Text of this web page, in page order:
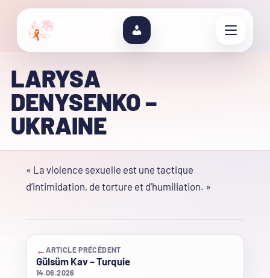
LARYSA
DENYSENKO –
UKRAINE
« La violence sexuelle est une tactique
d’intimidation, de torture et d’humiliation. »
←ARTICLE PRÉCÉDENT
Gülsüm Kav – Turquie
14.06.2026